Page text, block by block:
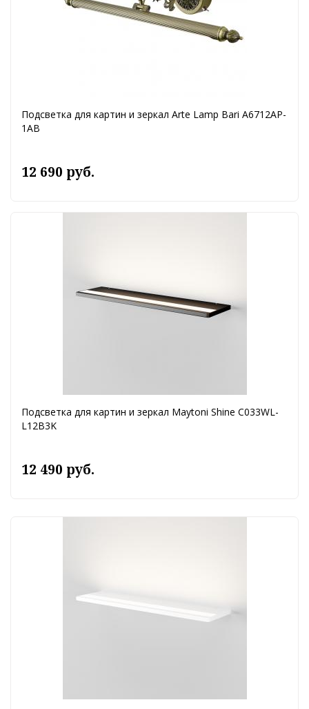
Подсветка для картин и зеркал Arte Lamp Bari A6712AP-
1AB
12 690 руб.
Подсветка для картин и зеркал Maytoni Shine C033WL-
L12B3K
12 490 руб.